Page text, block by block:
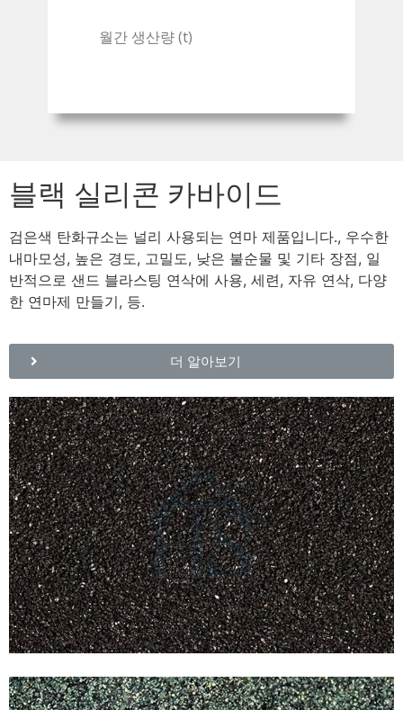
월간 생산량 (t)
블랙 실리콘 카바이드
검은색 탄화규소는 널리 사용되는 연마 제품입니다., 우수한
내마모성, 높은 경도, 고밀도, 낮은 불순물 및 기타 장점, 일
반적으로 샌드 블라스팅 연삭에 사용, 세련, 자유 연삭, 다양
한 연마제 만들기, 등.
더 알아보기